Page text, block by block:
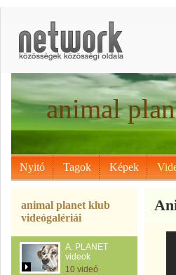
animal
Nyitó Tagok Képek
animal planet klub
videógalériái
A. PLANET
videok
10 videó